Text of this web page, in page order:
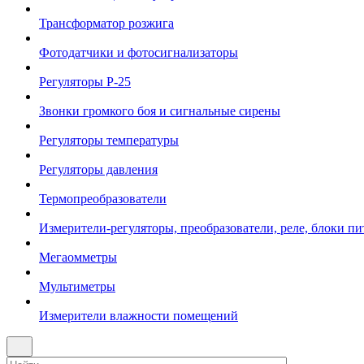
Трансформатор розжига
Фотодатчики и фотосигнализаторы
Регуляторы Р-25
Звонки громкого боя и сигнальные сирены
Регуляторы температуры
Регуляторы давления
Термопреобразователи
Измерители-регуляторы, преобразователи, реле, блоки
Мегаомметры
Мультиметры
Измерители влажности помещений